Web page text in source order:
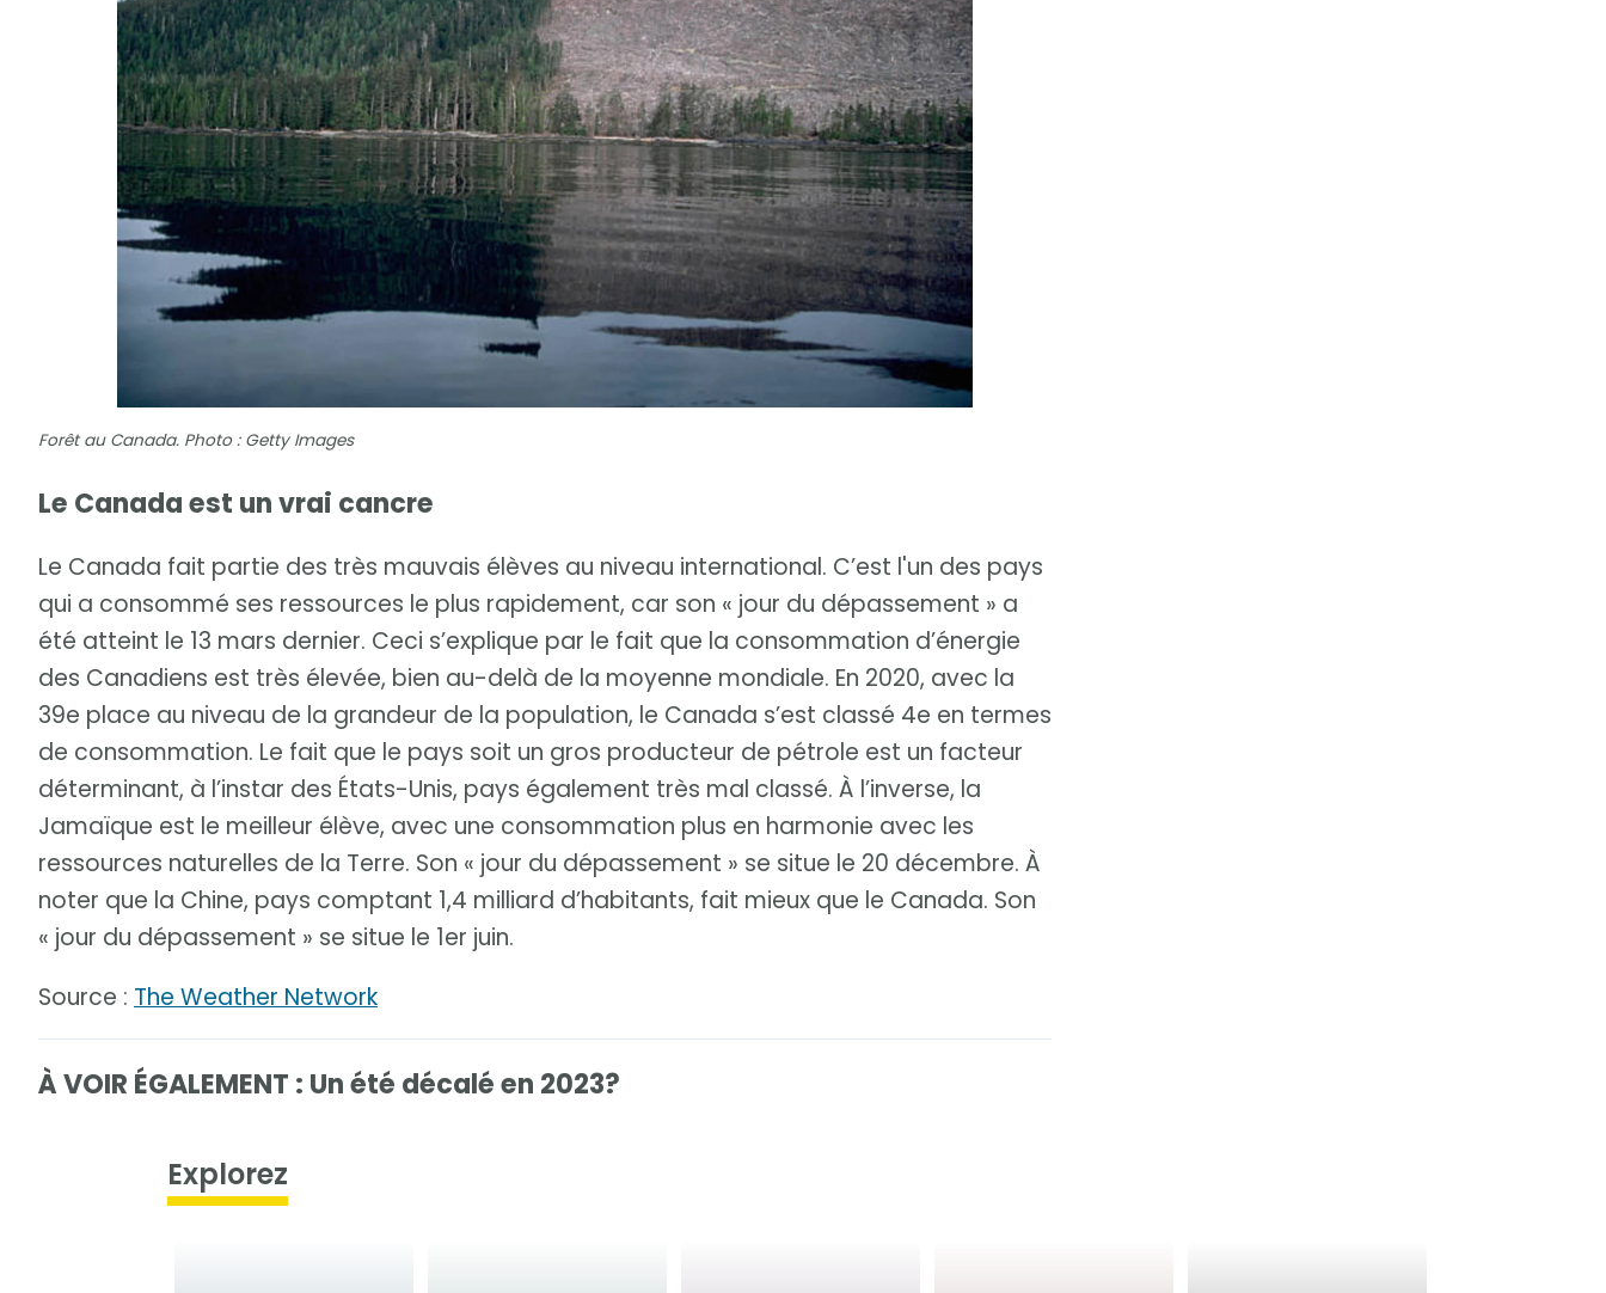
Forêt au Canada. Photo : Getty Images
Le Canada est un vrai cancre
Le Canada fait partie des très mauvais élèves au niveau international. C’est l'un des pays
qui a consommé ses ressources le plus rapidement, car son « jour du dépassement » a
été atteint le 13 mars dernier. Ceci s’explique par le fait que la consommation d’énergie
des Canadiens est très élevée, bien au-delà de la moyenne mondiale. En 2020, avec la
39e place au niveau de la grandeur de la population, le Canada s’est classé 4e en termes
de consommation. Le fait que le pays soit un gros producteur de pétrole est un facteur
déterminant, à l’instar des États-Unis, pays également très mal classé. À l’inverse, la
Jamaïque est le meilleur élève, avec une consommation plus en harmonie avec les
ressources naturelles de la Terre. Son « jour du dépassement » se situe le 20 décembre. À
noter que la Chine, pays comptant 1,4 milliard d’habitants, fait mieux que le Canada. Son
« jour du dépassement » se situe le 1er juin.
Source : The Weather Network
À VOIR ÉGALEMENT : Un été décalé en 2023?
Explorez